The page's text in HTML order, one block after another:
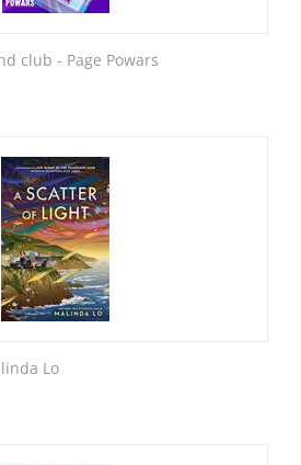
club - Page Powars
Lo